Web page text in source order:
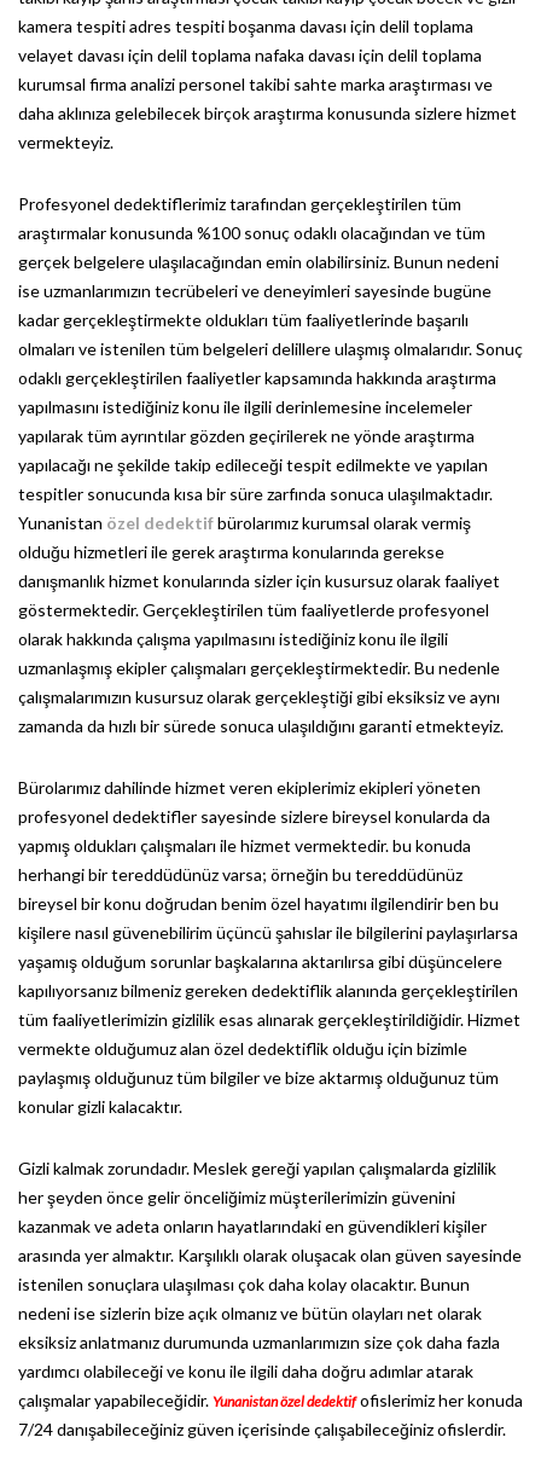
kamera tespiti adres tespiti boşanma davası için delil toplama
velayet davası için delil toplama nafaka davası için delil toplama
kurumsal firma analizi personel takibi sahte marka araştırması ve
daha aklınıza gelebilecek birçok araştırma konusunda sizlere hizmet
vermekteyiz.
Profesyonel dedektiflerimiz tarafından gerçekleştirilen tüm
araştırmalar konusunda %100 sonuç odaklı olacağından ve tüm
gerçek belgelere ulaşılacağından emin olabilirsiniz. Bunun nedeni
ise uzmanlarımızın tecrübeleri ve deneyimleri sayesinde bugüne
kadar gerçekleştirmekte oldukları tüm faaliyetlerinde başarılı
olmaları ve istenilen tüm belgeleri delillere ulaşmış olmalarıdır. Sonuç
odaklı gerçekleştirilen faaliyetler kapsamında hakkında araştırma
yapılmasını istediğiniz konu ile ilgili derinlemesine incelemeler
yapılarak tüm ayrıntılar gözden geçirilerek ne yönde araştırma
yapılacağı ne şekilde takip edileceği tespit edilmekte ve yapılan
tespitler sonucunda kısa bir süre zarfında sonuca ulaşılmaktadır.
Yunanistan özel dedektifbürolarımız kurumsal olarak vermiş
olduğu hizmetleri ile gerek araştırma konularında gerekse
danışmanlık hizmet konularında sizler için kusursuz olarak faaliyet
göstermektedir. Gerçekleştirilen tüm faaliyetlerde profesyonel
olarak hakkında çalışma yapılmasını istediğiniz konu ile ilgili
uzmanlaşmış ekipler çalışmaları gerçekleştirmektedir. Bu nedenle
çalışmalarımızın kusursuz olarak gerçekleştiği gibi eksiksiz ve aynı
zamanda da hızlı bir sürede sonuca ulaşıldığını garanti etmekteyiz.
Bürolarımız dahilinde hizmet veren ekiplerimiz ekipleri yöneten
profesyonel dedektifler sayesinde sizlere bireysel konularda da
yapmış oldukları çalışmaları ile hizmet vermektedir. bu konuda
herhangi bir tereddüdünüz varsa; örneğin bu tereddüdünüz
bireysel bir konu doğrudan benim özel hayatımı ilgilendirir ben bu
kişilere nasıl güvenebilirim üçüncü şahıslar ile bilgilerini paylaşırlarsa
yaşamış olduğum sorunlar başkalarına aktarılırsa gibi düşüncelere
kapılıyorsanız bilmeniz gereken dedektiflik alanında gerçekleştirilen
tüm faaliyetlerimizin gizlilik esas alınarak gerçekleştirildiğidir. Hizmet
vermekte olduğumuz alan özel dedektiflik olduğu için bizimle
paylaşmış olduğunuz tüm bilgiler ve bize aktarmış olduğunuz tüm
konular gizli kalacaktır.
Gizli kalmak zorundadır. Meslek gereği yapılan çalışmalarda gizlilik
her şeyden önce gelir önceliğimiz müşterilerimizin güvenini
kazanmak ve adeta onların hayatlarındaki en güvendikleri kişiler
arasında yer almaktır. Karşılıklı olarak oluşacak olan güven sayesinde
istenilen sonuçlara ulaşılması çok daha kolay olacaktır. Bunun
nedeni ise sizlerin bize açık olmanız ve bütün olayları net olarak
eksiksiz anlatmanız durumunda uzmanlarımızın size çok daha fazla
yardımcı olabileceği ve konu ile ilgili daha doğru adımlar atarak
çalışmalar yapabileceğidir. Yunanistan özel dedektifofislerimiz her konuda
7/24 danışabileceğiniz güven içerisinde çalışabileceğiniz ofislerdir.